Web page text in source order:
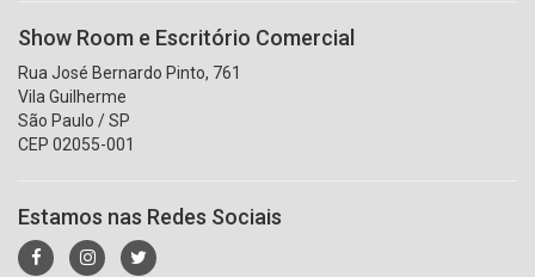
Show Room e Escritório Comercial
Rua José Bernardo Pinto, 761
Vila Guilherme
São Paulo / SP
CEP 02055-001
Estamos nas Redes Sociais